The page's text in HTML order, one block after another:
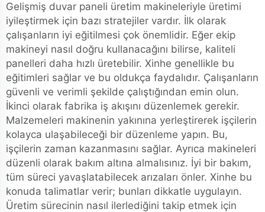
Gelişmiş duvar paneli üretim makineleriyle üretimi
iyileştirmek için bazı stratejiler vardır. İlk olarak
çalışanların iyi eğitilmesi çok önemlidir. Eğer ekip
makineyi nasıl doğru kullanacağını bilirse, kaliteli
panelleri daha hızlı üretebilir. Xinhe genellikle bu
eğitimleri sağlar ve bu oldukça faydalıdır. Çalışanların
güvenli ve verimli şekilde çalıştığından emin olun.
İkinci olarak fabrika iş akışını düzenlemek gerekir.
Malzemeleri makinenin yakınına yerleştirerek işçilerin
kolayca ulaşabileceği bir düzenleme yapın. Bu,
işçilerin zaman kazanmasını sağlar. Ayrıca makineleri
düzenli olarak bakım altına almalısınız. İyi bir bakım,
tüm süreci yavaşlatabilecek arızaları önler. Xinhe bu
konuda talimatlar verir; bunları dikkatle uygulayın.
Üretim sürecinin nasıl ilerlediğini takip etmek için